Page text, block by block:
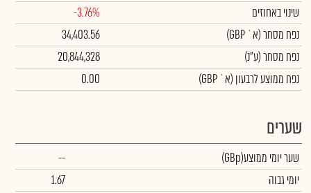
שינוי באחוזים
-3.76%
נפח מסחר(א` GBP)
34,403.56
נפח מסחר(ע"נ)
20,844,328
נפח ממוצע לרבעון (א` GBP)
0.00
שערים
שער יומי ממוצע(GBp)
--
יומי גבוה
1.67